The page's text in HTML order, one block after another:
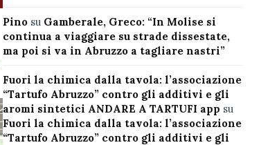
Pinosu Gamberale, Greco: “In Molise si
continua a viaggiare su strade dissestate,
ma poi si va in Abruzzo a tagliare nastri”
Fuori la chimica dalla tavola: l’associazione
“Tartufo Abruzzo” contro gli additivi e gli
aromi sintetici ANDARE A TARTUFI app su
Fuori la chimica dalla tavola: l’associazione
“Tartufo Abruzzo” contro gli additivi e gli